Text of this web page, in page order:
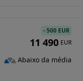
-500 EUR
11 490 EUR
Abaixo da média